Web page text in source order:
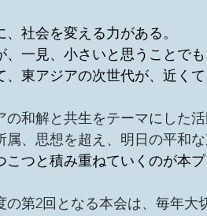
雑談 大地と地球 外部
ント 移民難民と共に生きる
Youth ChANge
、社会を変える力がある。
、一見、小さいと思うことで
、東アジアの次世代が、近く
の和解と共生をテーマにした
属、思想を超え、明日の平和
こつと積み重ねていくのが本
の第2回となる本会は、毎年大